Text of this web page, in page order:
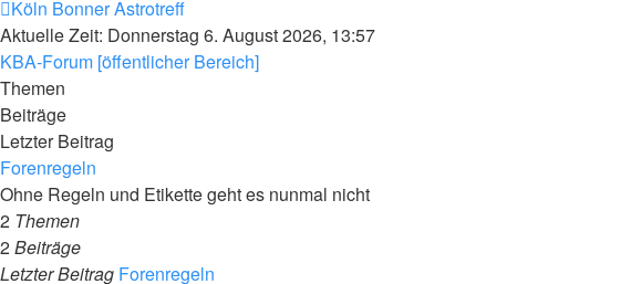
Köln Bonner Astrotreff
Aktuelle Zeit: Donnerstag 6. August 2026, 13:57
KBA-Forum [öffentlicher Bereich]
Themen
Beiträge
Letzter Beitrag
Forenregeln
Ohne Regeln und Etikette geht es nunmal nicht
2 Themen
2Beiträge
Letzter Beitrag Forenregeln